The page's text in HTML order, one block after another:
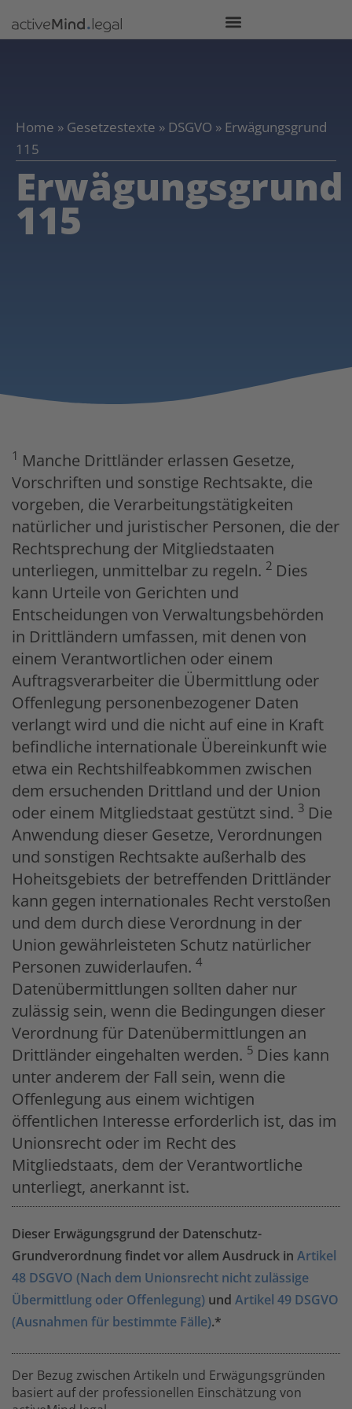
Home » Gesetzestexte » DSGVO » Erwägungsgrund
115
Erwägungsgrund
115
1 Manche Drittländer erlassen Gesetze,
Vorschriften und sonstige Rechtsakte, die
vorgeben, die Verarbeitungstätigkeiten
natürlicher und juristischer Personen, die der
Rechtsprechung der Mitgliedstaaten
unterliegen, unmittelbar zu regeln. 2 Dies
kann Urteile von Gerichten und
Entscheidungen von Verwaltungsbehörden
in Drittländern umfassen, mit denen von
einem Verantwortlichen oder einem
Auftragsverarbeiter die Übermittlung oder
Offenlegung personenbezogener Daten
verlangt wird und die nicht auf eine in Kraft
befindliche internationale Übereinkunft wie
etwa ein Rechtshilfeabkommen zwischen
dem ersuchenden Drittland und der Union
oder einem Mitgliedstaat gestützt sind. 3 Die
Anwendung dieser Gesetze, Verordnungen
und sonstigen Rechtsakte außerhalb des
Hoheitsgebiets der betreffenden Drittländer
kann gegen internationales Recht verstoßen
und dem durch diese Verordnung in der
Union gewährleisteten Schutz natürlicher
Personen zuwiderlaufen. 4
Datenübermittlungen sollten daher nur
zulässig sein, wenn die Bedingungen dieser
Verordnung für Datenübermittlungen an
Drittländer eingehalten werden. 5 Dies kann
unter anderem der Fall sein, wenn die
Offenlegung aus einem wichtigen
öffentlichen Interesse erforderlich ist, das im
Unionsrecht oder im Recht des
Mitgliedstaats, dem der Verantwortliche
unterliegt, anerkannt ist.
Dieser Erwägungsgrund der Datenschutz-
Grundverordnung findet vor allem Ausdruck in Artikel
48 DSGVO (Nach dem Unionsrecht nicht zulässige
Übermittlung oder Offenlegung) und Artikel 49 DSGVO
(Ausnahmen für bestimmte Fälle).*
Der Bezug zwischen Artikeln und Erwägungsgründen
basiert auf der professionellen Einschätzung von